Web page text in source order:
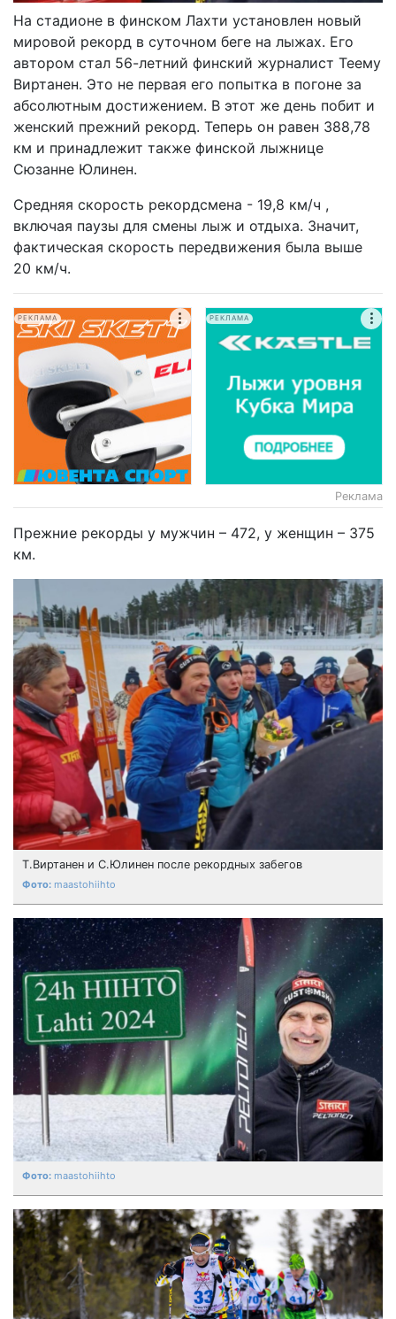
На стадионе в финском Лахти установлен новый
мировой рекорд в суточном беге на лыжах. Его
автором стал 56-летний финский журналист Теему
Виртанен. Это не первая его попытка в погоне за
абсолютным достижением. В этот же день побит и
женский прежний рекорд. Теперь он равен 388,78
км и принадлежит также финской лыжнице
Сюзанне Юлинен.
Средняя скорость рекордсмена - 19,8 км/ч ,
включая паузы для смены лыж и отдыха. Значит,
фактическая скорость передвижения была выше
20 км/ч.
РЕКЛАМА РЕКЛАМА
Реклама
Прежние рекорды у мужчин – 472, у женщин – 375
км.
Т.Виртанен и С.Юлинен после рекордных забегов
maastohiihto
maastohiihto